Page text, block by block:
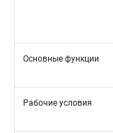
Основные функции
Рабочие условия